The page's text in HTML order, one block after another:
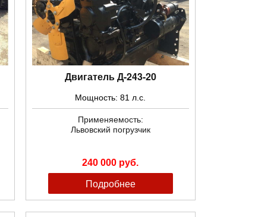
Двигатель Д-243-20
Мощность: 81 л.с.
Применяемость:
Львовский погрузчик
240 000 руб.
Подробнее